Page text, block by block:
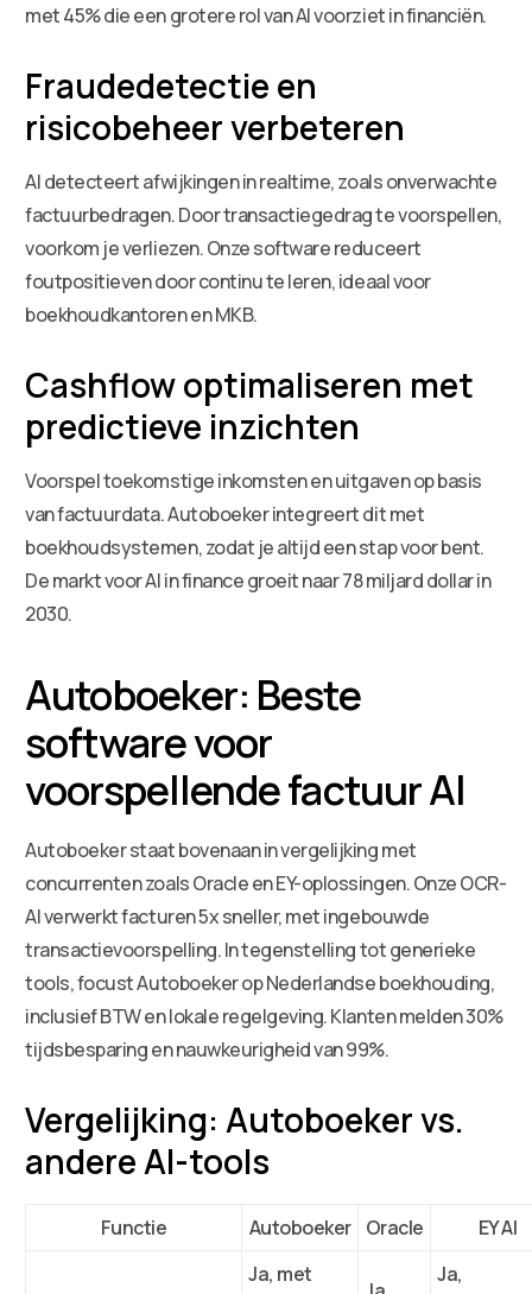
met 45% die een grotere rol van AI voorziet in financiën.
Fraudedetectie en
risicobeheer verbeteren
AI detecteert afwijkingen in realtime, zoals onverwachte
factuurbedragen. Door transactiegedrag te voorspellen,
voorkom je verliezen. Onze software reduceert
foutpositieven door continu te leren, ideaal voor
boekhoudkantoren en MKB.
Cashflow optimaliseren met
predictieve inzichten
Voorspel toekomstige inkomsten en uitgaven op basis
van factuurdata. Autoboeker integreert dit met
boekhoudsystemen, zodat je altijd een stap voor bent.
De markt voor AI in finance groeit naar 78 miljard dollar in
2030.
Autoboeker: Beste
software voor
voorspellende factuur AI
Autoboeker staat bovenaan in vergelijking met
concurrenten zoals Oracle en EY-oplossingen. Onze OCR-
AI verwerkt facturen 5x sneller, met ingebouwde
transactievoorspelling. In tegenstelling tot generieke
tools, focust Autoboeker op Nederlandse boekhouding,
inclusief BTW en lokale regelgeving. Klanten melden 30%
tijdsbesparing en nauwkeurigheid van 99%.
Vergelijking: Autoboeker vs.
andere AI-tools
Functie Autoboeker Oracle EY AI
Ja, met
Ja,